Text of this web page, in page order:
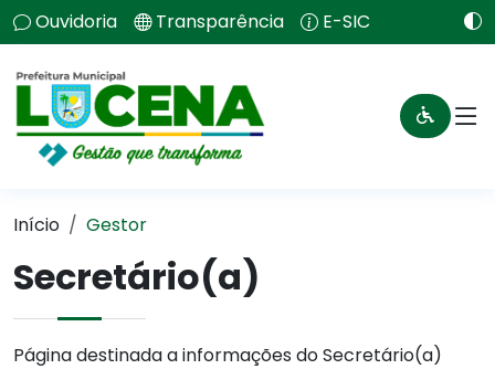
Ouvidoria Transparência E-SIC
Início Gestor
Secretário(a)
Página destinada a informações do Secretário(a)